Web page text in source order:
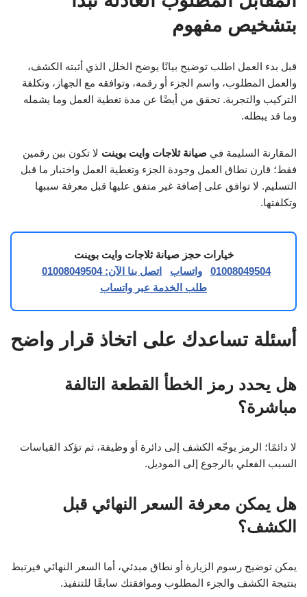
بتشخيص مفهوم
قبل بدء العمل اطلب توضيح بيانًا يوضح الخلل الذي أثبته الكشف،
والعمل المطلوب، واسم الجزء أو رقمه، وتوافقه مع الجهاز، وتكلفة
التركيب والتجربة. تحقق من أيضًا عن مدة تغطية العمل وما يشمله
وما قد يبطله.
المقارنة السليمة في صيانة ثلاجات وايت بوينت لا تكون بين رقمين
فقط؛ قارن نطاق العمل وجودة الجزء وتغطية العمل واختبار ما قبل
التسليم. لا توافق على إضافة غير متفق عليها قبل معرفة سببها
وتكلفتها.
خيارات حجز صيانة ثلاجات وايت بوينت
01008049504
واتساب
اتصل بنا الآن: 01008049504
طلب الخدمة عبر واتساب
أسئلة تساعدك على اتخاذ قرار واضح
هل يحدد رمز الخطأ القطعة التالفة
مباشرة؟
لا دائمًا؛ الرمز يوجّه الكشف إلى دائرة أو وظيفة، ثم تؤكد القياسات
السبب الفعلي بالرجوع إلى الموديل.
هل يمكن معرفة السعر النهائي قبل
الكشف؟
يمكن توضيح رسوم الزيارة أو نطاق مبدئي، أما السعر النهائي فيرتبط
بنتيجة الكشف والجزء المطلوب وموافقتك سابقًا للتنفيذ.